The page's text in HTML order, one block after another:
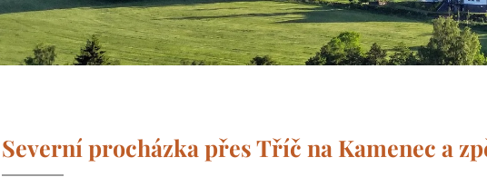
Severní procházka přes Tříč na Kamenec a